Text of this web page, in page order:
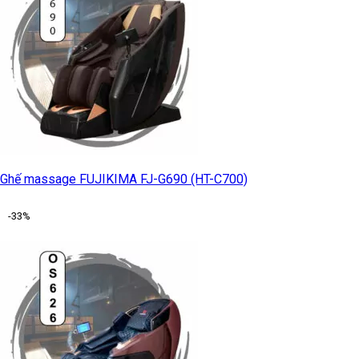
Ghế massage FUJIKIMA FJ-G690 (HT-C700)
-33%